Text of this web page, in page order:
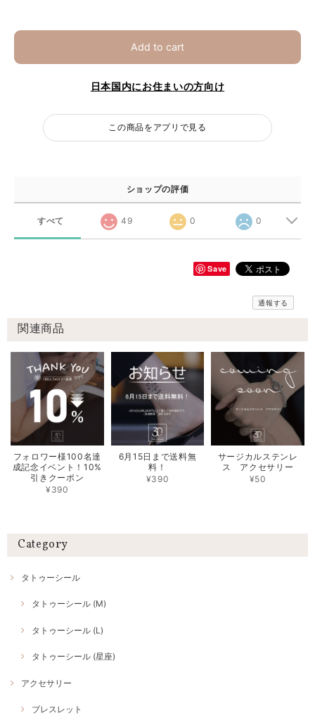
Add to cart
日本国内にお住まいの方向け
この商品をアプリで見る
ショップの評価
すべて 49 0 0
Save
通報する
関連商品
フォロワー様100名達
成記念イベント！10%
引きクーポン
¥390
6月15日まで送料無
料！
¥390
サージカルステンレ
ス アクセサリー
¥50
Category
タトゥーシール
タトゥーシール (M)
タトゥーシール (L)
タトゥーシール (星座)
アクセサリー
ブレスレット